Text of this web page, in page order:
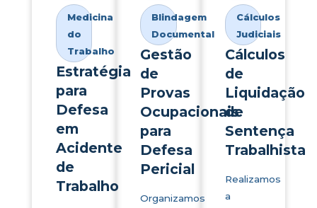
Medicina
do
Trabalho
Estratégia
para
Defesa
em
Acidente
de
Trabalho
Blindagem
Documental
Gestão
de
Provas
Ocupacionais
para
Defesa
Pericial
Organizamos
Cálculos
Judiciais
Cálculos
de
Liquidação
de
Sentença
Trabalhista
Realizamos
a